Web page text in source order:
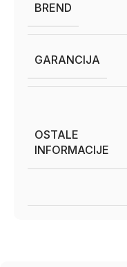
BREND
GARANCIJA
OSTALE
INFORMACIJE